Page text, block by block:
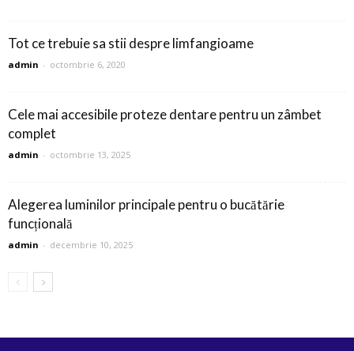
Tot ce trebuie sa stii despre limfangioame
admin - octombrie 6, 2020
Cele mai accesibile proteze dentare pentru un zâmbet
complet
admin - octombrie 13, 2025
Alegerea luminilor principale pentru o bucătărie
funcțională
admin - decembrie 10, 2025